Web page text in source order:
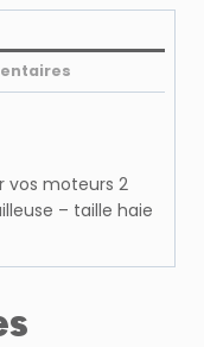
vos moteurs 2
– taille haie